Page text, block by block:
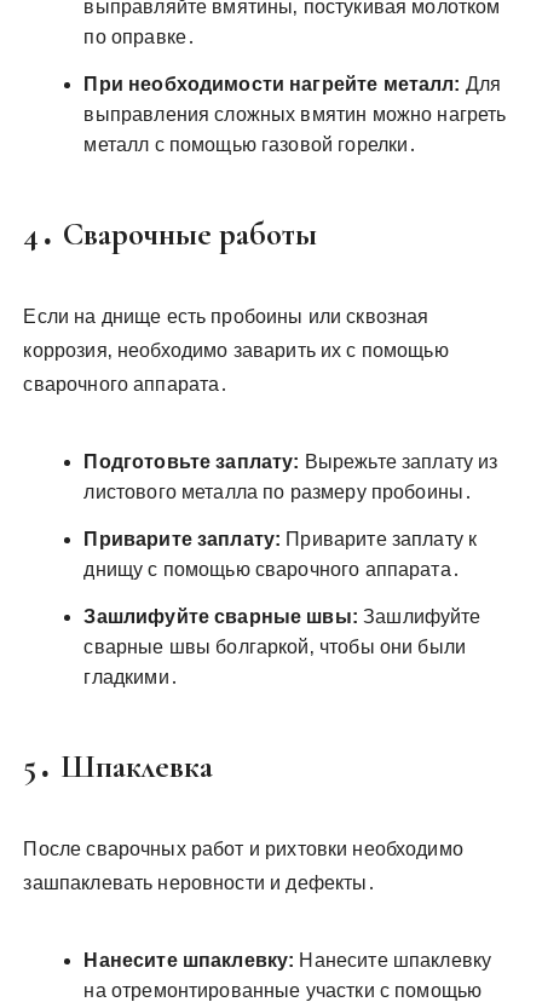
выправляйте вмятины‚ постукивая молотком
по оправке․
При необходимости нагрейте металл: Для
выправления сложных вмятин можно нагреть
металл с помощью газовой горелки․
4․ Сварочные работы
Если на днище есть пробоины или сквозная
коррозия‚ необходимо заварить их с помощью
сварочного аппарата․
Подготовьте заплату: Вырежьте заплату из
листового металла по размеру пробоины․
Приварите заплату: Приварите заплату к
днищу с помощью сварочного аппарата․
Зашлифуйте сварные швы: Зашлифуйте
сварные швы болгаркой‚ чтобы они были
гладкими․
5․ Шпаклевка
После сварочных работ и рихтовки необходимо
зашпаклевать неровности и дефекты․
Нанесите шпаклевку: Нанесите шпаклевку
на отремонтированные участки с помощью